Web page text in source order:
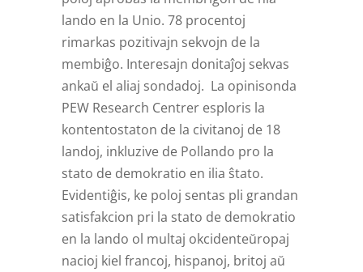
lando en la Unio. 78 procentoj
rimarkas pozitivajn sekvojn de la
membiĝo. Interesajn donitaĵoj sekvas
ankaŭ el aliaj sondadoj. La opinisonda
PEW Research Centrer esploris la
kontentostaton de la civitanoj de 18
landoj, inkluzive de Pollando pro la
stato de demokratio en ilia ŝtato.
Evidentiĝis, ke poloj sentas pli grandan
satisfakcion pri la stato de demokratio
en la lando ol multaj okcidenteŭropaj
nacioj kiel francoj, hispanoj, britoj aŭ